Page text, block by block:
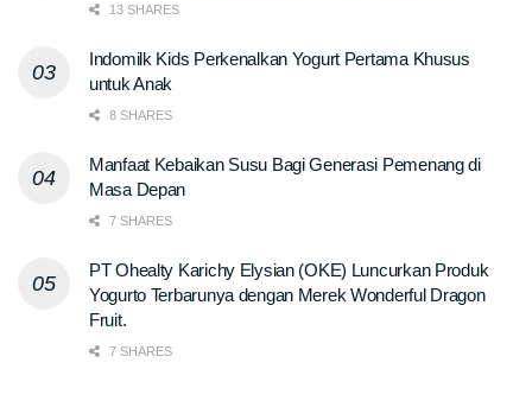
13 SHARES
Indomilk Kids Perkenalkan Yogurt Pertama Khusus
untuk Anak
8 SHARES
Manfaat Kebaikan Susu Bagi Generasi Pemenang di
Masa Depan
7 SHARES
PT Ohealty Karichy Elysian (OKE) Luncurkan Produk
Yogurto Terbarunya dengan Merek Wonderful Dragon
Fruit.
7 SHARES